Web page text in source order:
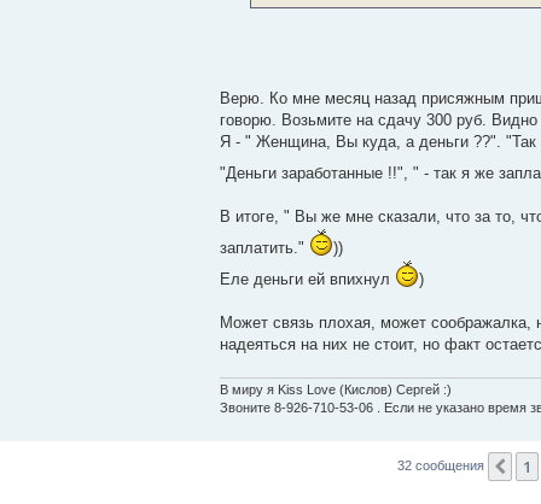
Верю. Ко мне месяц назад присяжным
говорю. Возьмите на сдачу 300 руб.
Я - " Женщина, Вы куда, а деньги ??".
"Деньги заработанные !!", " - так я же
В итоге, " Вы же мне сказали, что за то,
заплатить."
))
Еле деньги ей впихнул
)
Может связь плохая, может
надеяться на них не стоит, но факт
В миру я Kiss Love (Кислов) Сергей :)
Звоните 8-926-710-53-06 . Если не указано время
32 сообщения 1